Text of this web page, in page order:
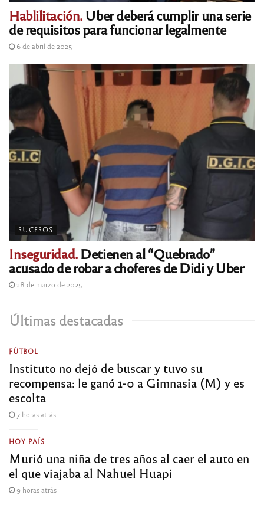
Hablilitación.Uber deberá cumplir una serie
de requisitos para funcionar legalmente
6 de abril de 2025
SUCESOS
Inseguridad.Detienen al “Quebrado”
acusado de robar a choferes de Didi y Uber
28 de marzo de 2025
Últimas destacadas
FÚTBOL
Instituto no dejó de buscar y tuvo su
recompensa: le ganó 1-0 a Gimnasia (M) y es
escolta
7 horas atrás
HOY PAÍS
Murió una niña de tres años al caer el auto en
el que viajaba al Nahuel Huapi
9 horas atrás